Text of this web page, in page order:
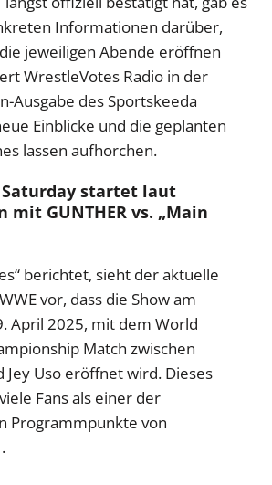
Informationen darüber,
jeweiligen Abende eröffnen
WrestleVotes Radio in der
Ausgabe des Sportskeeda
Einblicke und die geplanten
lassen aufhorchen.
startet laut
GUNTHER vs. „Main
berichtet, sieht der aktuelle
vor, dass die Show am
April 2025, mit dem World
Match zwischen
Jey Uso eröffnet wird. Dieses
Fans als einer der
Programmpunkte von